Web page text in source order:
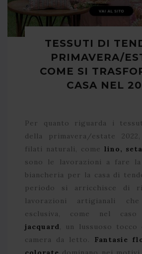
TESSUTI DI
PRIMAVERA/
COME SI
CASA NEL
Per quanto riguarda i
della primavera/estate
filati naturali, come lino,
sono le lavorazioni a fare
biancheria per la casa di
periodo si arricchisce di
lavorazioni artigianali
esclusiva, come nel
jacquard, un lussuoso
camera da letto. Fantasie